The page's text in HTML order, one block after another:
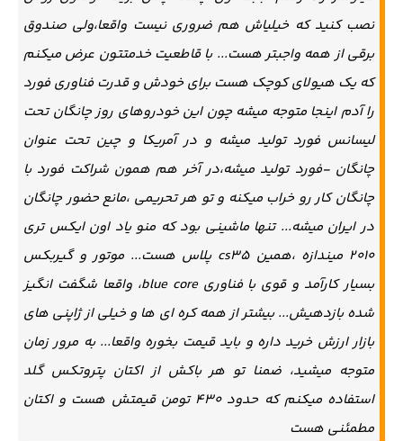
نصب کنید که خیلیاش هم ضروری نیست واقعا،ولی صندوق
برقی از همه واجبتر هست... با قاطعیت خدمتتون عرض میکنم
که یک هیولای کوچک هست برای خودش و قدرت فناوری فورد
را آدم اینجا متوجه میشه چون این خودروهای روز چانگان تحت
لیسانس فورد تولید میشه و در آمریکا و چین تحت عنوان
چانگان -فورد تولید میشه،در آخر هم همون شراکت فورد با
چانگان کار رو خراب میکنه و تو هر تحریمی ،مانع حضور چانگان
در ایران میشه... تنها ماشینی بود که منو یاد اون ایکس تری
۲۰۱۰ میندازه ،همین cs35 پلاس هست... موتور و گیربکس
بسیار کارآمد و قوی با فناوری blue core، واقعا شگفت انگیز
شده بازدهیش... بیشتر از همه کره ای ها و خیلی از ژاپنی های
بازار ارزش خرید داره و باید قیمت بخوره واقعا... به مرور زمان
متوجه میشید، ضمنا تو هر باکش از اکتان پتروتکس گلد
استفاده میکنم که حدود ۴۳۰ تومن قیمتش هست و اکتان
مطمئنی هست